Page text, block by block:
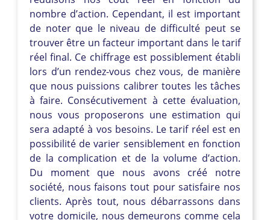
nombre d’action. Cependant, il est important
de noter que le niveau de difficulté peut se
trouver être un facteur important dans le tarif
réel final. Ce chiffrage est possiblement établi
lors d’un rendez-vous chez vous, de manière
que nous puissions calibrer toutes les tâches
à faire. Consécutivement à cette évaluation,
nous vous proposerons une estimation qui
sera adapté à vos besoins. Le tarif réel est en
possibilité de varier sensiblement en fonction
de la complication et de la volume d’action.
Du moment que nous avons créé notre
société, nous faisons tout pour satisfaire nos
clients. Après tout, nous débarrassons dans
votre domicile, nous demeurons comme cela